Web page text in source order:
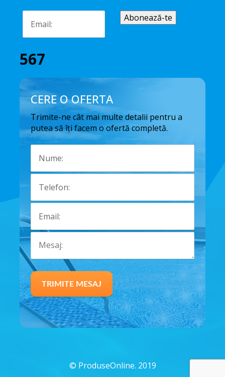
567
CERE O OFERTA
Trimite-ne cât mai multe detalii pentru a
putea să îți facem o ofertă completă.
© ProduseOnline. 2019